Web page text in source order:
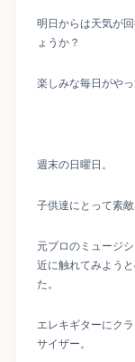
明日からは天気が
ょうか？
楽しみな毎日がやっ
週末の日曜日。
子供達にとって素
元プロのミュージ
近に触れてみよう
た。
エレキギターにク
サイザー。